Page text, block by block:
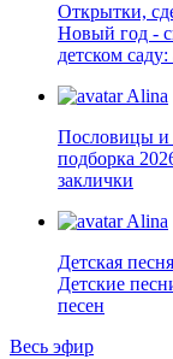
Открытки,
Новый год -
детском
Alina
Пословицы и
подборка
заклички
Alina
Детская
Детские
песен
Весь эфир